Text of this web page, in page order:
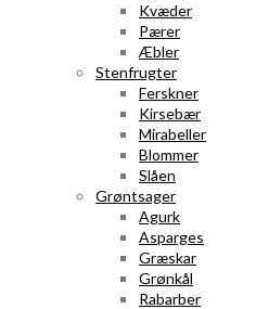
Kvæder
Pærer
Æbler
Stenfrugter
Ferskner
Kirsebær
Mirabeller
Blommer
Slåen
Grøntsager
Agurk
Asparges
Græskar
Grønkål
Rabarber